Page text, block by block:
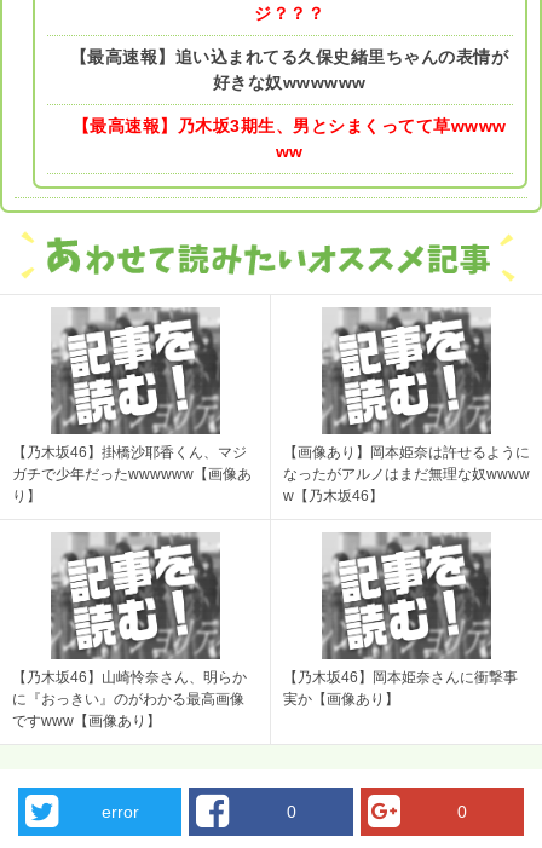
ジ？？？
【最高速報】追い込まれてる久保史緒里ちゃんの表情が
好きな奴wwwwww
【最高速報】乃木坂3期生、男とシまくってて草wwww
ww
【乃木坂46】掛橋沙耶香くん、マジ
ガチで少年だったwwwwww【画像あ
り】
【画像あり】岡本姫奈は許せるように
なったがアルノはまだ無理な奴wwww
w【乃木坂46】
【乃木坂46】山崎怜奈さん、明らか
に『おっきい』のがわかる最高画像
ですwww【画像あり】
【乃木坂46】岡本姫奈さんに衝撃事
実か【画像あり】
error 0 0